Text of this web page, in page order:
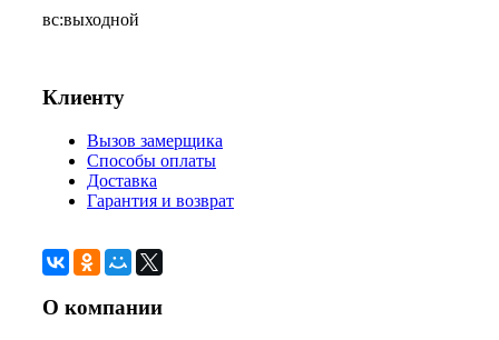
вс:выходной
Клиенту
Вызов замерщика
Способы оплаты
Доставка
Гарантия и возврат
О компании